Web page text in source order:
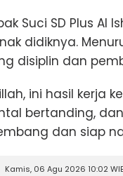
Suci SD Plus Al
didiknya.
disiplin dan
ini hasil kerja
bertanding,
dan siap
Kamis, 06 Agu 2026 10:02